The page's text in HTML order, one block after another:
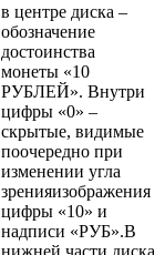
в центре диска –
обозначение
достоинства
монеты «10
РУБЛЕЙ». Внутри
цифры «0» –
скрытые, видимые
поочередно при
изменении угла
зренияизображения
цифры «10» и
надписи «РУБ».В
нижней части диска